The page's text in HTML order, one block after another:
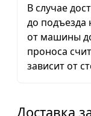
В случае
до подъезда
от машины
проноса
зависит от
Доставка